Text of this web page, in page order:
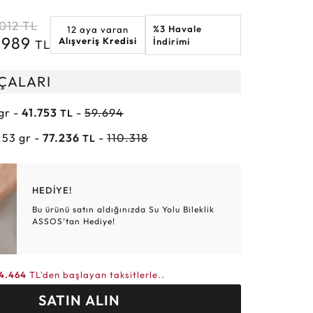
Elmas Bilezikler
Altın Tesbihler
Altın Hasır Setler
Violet Burç
TL
TL
12 aya varan
Alışveriş Kredisi
%3 Havale
İndirimi
-41.753TL -59.694
gr -77.236TL -110.318
HEDİYE!
Bu ürünü satın aldığınızda Su Yolu Bileklik
ASSOS’tan Hediye!
TL'den başlayan taksitlerle..
SATIN ALIN